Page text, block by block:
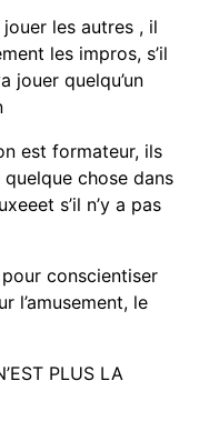
les autres , il
les impros, s’il
jouer quelqu’un
est formateur, ils
chose dans
s’il n’y a pas
conscientiser
l’amusement, le
PLUS LA